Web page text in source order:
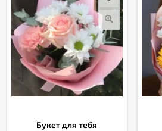
Букет для тебя